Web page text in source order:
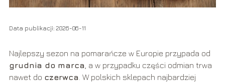
Data publikacji: 2026-06-11
Najlepszy sezon na pomarańcze w Europie przypada od
grudnia do marca , a w przypadku części odmian trwa
nawet do czerwca . W polskich sklepach najbardziej